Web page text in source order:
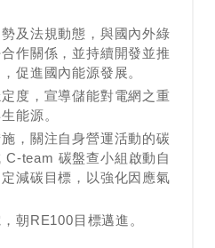
及法規動態，與國內外綠
作關係，並持續開發並推
促進國內能源發展。
度，宣導儲能對電網之重
能源。
，關注自身營運活動的碳
C-team 碳盤查小組啟動自
減碳目標，以強化因應氣
朝RE100目標邁進。